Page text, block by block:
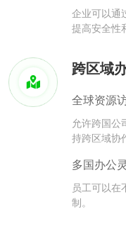
企业可以通
提高安全性
跨区域
全球资源
允许跨国公
持跨区域协
多国办公
员工可以在
制。